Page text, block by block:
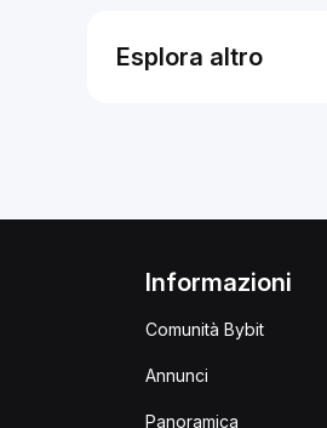
Esplora altro
Informazioni
Comunità Bybit
Annunci
Panoramica